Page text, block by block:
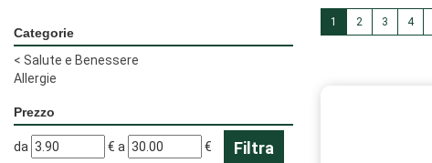
Categorie
< Salute e Benessere
Allergie
Prezzo
filtra
da €
filtra
a €
1 2 3 4